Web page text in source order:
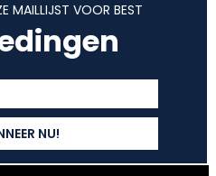
MAILLIJST VOOR BEST